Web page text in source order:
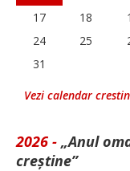
17
18
24
25
31
Vezi calendar
2026 - „Anul
creștine”